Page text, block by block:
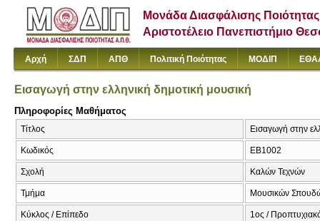
Μονάδα Διασφάλισης Ποιότητας
Αριστοτέλειο Πανεπιστήμιο
Αρχή ΣΔΠ ΑΠΘ Πολιτική Ποιότητας ΜΟΔΙΠ
Εισαγωγή στην ελληνική δημοτική μουσική
Πληροφορίες Μαθήματος
Τίτλος Εισαγωγή στην
Κωδικός ΕΒ1002
Σχολή Καλών Τεχνών
Τμήμα Μουσικών
Κύκλος / Επίπεδο 1ος /